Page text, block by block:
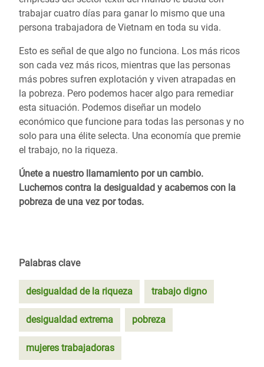
trabajar cuatro días para ganar lo mismo que una
persona trabajadora de Vietnam en toda su vida.
Esto es señal de que algo no funciona. Los más ricos
son cada vez más ricos, mientras que las personas
más pobres sufren explotación y viven atrapadas en
la pobreza. Pero podemos hacer algo para remediar
esta situación. Podemos diseñar un modelo
económico que funcione para todas las personas y no
solo para una élite selecta. Una economía que premie
el trabajo, no la riqueza.
Únete a nuestro llamamiento por un cambio.
Luchemos contra la desigualdad y acabemos con la
pobreza de una vez por todas.
Palabras clave
desigualdad de la riqueza trabajo digno
desigualdad extrema pobreza
mujeres trabajadoras